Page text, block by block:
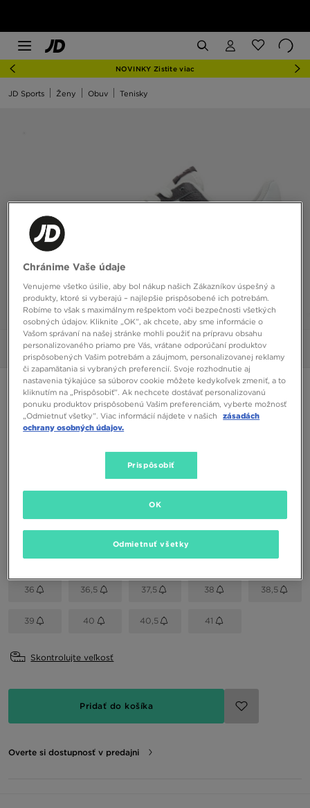
NOVINKY Zistite viac
JD Sports Ženy Obuv Tenisky
Obrázky 360°
ONLY AT JD
NIKE W AIR FORCE 1'07
36 36,5 37,5 38 38,5
39 40 40,5 41
Skontrolujte veľkosť
Pridať do košíka
Overte si dostupnosť v predajni
Chránime Vaše údaje
Venujeme všetko úsilie, aby bol nákup našich Zákazníkov úspešný a
produkty, ktoré si vyberajú – najlepšie prispôsobené ich potrebám.
Robíme to však s maximálnym rešpektom voči bezpečnosti všetkých
osobných údajov. Kliknite „OK”, ak chcete, aby sme informácie o
Vašom správaní na našej stránke mohli použiť na prípravu obsahu
personalizovaného priamo pre Vás, vrátane odporúčaní produktov
prispôsobených Vašim potrebám a záujmom, personalizovanej reklamy
či zapamätania si vybraných preferencií. Svoje rozhodnutie aj
nastavenia týkajúce sa súborov cookie môžete kedykoľvek zmeniť, a to
kliknutím na „Prispôsobiť”. Ak nechcete dostávať personalizovanú
ponuku produktov prispôsobenú Vašim preferenciám, vyberte možnosť
„Odmietnuť všetky”. Viac informácií nájdete v našich
zásadách
ochrany osobných údajov.
Prispôsobiť
Odmietnuť všetky
OK